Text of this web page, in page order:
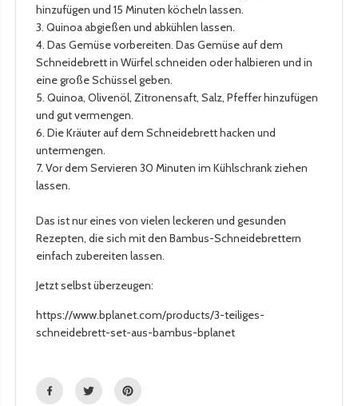
hinzufügen und 15 Minuten köcheln lassen.
3. Quinoa abgießen und abkühlen lassen.
4. Das Gemüse vorbereiten. Das Gemüse auf dem
Schneidebrett in Würfel schneiden oder halbieren und in
eine große Schüssel geben.
5. Quinoa, Olivenöl, Zitronensaft, Salz, Pfeffer hinzufügen
und gut vermengen.
6. Die Kräuter auf dem Schneidebrett hacken und
untermengen.
7. Vor dem Servieren 30 Minuten im Kühlschrank ziehen
lassen.
Das ist nur eines von vielen leckeren und gesunden
Rezepten, die sich mit den Bambus-Schneidebrettern
einfach zubereiten lassen.
Jetzt selbst überzeugen:
https://www.bplanet.com/products/3-teiliges-
schneidebrett-set-aus-bambus-bplanet